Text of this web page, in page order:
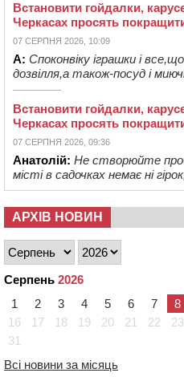
Встановити гойдалки,
Черкасах просять
07 СЕРПНЯ 2026, 10:09
А: Споконвіку іграшки і
дозвілля,а також-посуд і
Встановити гойдалки,
Черкасах просять
07 СЕРПНЯ 2026, 09:36
Анатолій: Не створюйте
місті в садочках немає ні
АРХІВ НОВИН
Серпень 2026
1
2 3 4 5 6 7 8
16
17 18 19 20 21 22 23
31
Всі новини за місяць